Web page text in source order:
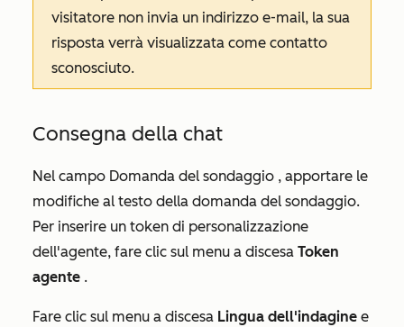
visitatore non invia un indirizzo e-mail, la sua
risposta verrà visualizzata come contatto
sconosciuto.
Consegna della chat
Nel campo Domanda del sondaggio , apportare le
modifiche al testo della domanda del sondaggio.
Per inserire un token di personalizzazione
dell'agente, fare clic sul menu a discesa Token
agente .
Fare clic sul menu a discesa Lingua dell'indagine e